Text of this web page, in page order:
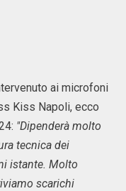
ai microfoni
Kiss Napoli, ecco
"Dipenderà molto
tecnica dei
istante. Molto
scarichi